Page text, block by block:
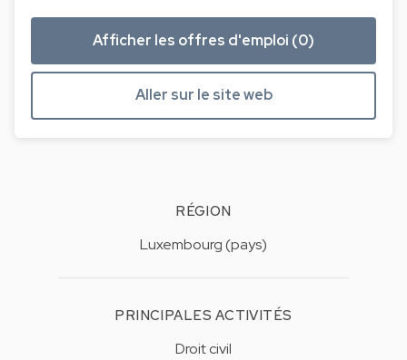
Afficher les offres d'emploi (0)
Aller sur le site web
RÉGION
Luxembourg (pays)
PRINCIPALES ACTIVITÉS
Droit civil